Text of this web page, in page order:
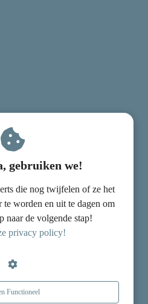
gebruiken we!
die nog twijfelen of ze het
worden en uit te dagen om
naar de volgende stap!
privacy policy!
Functioneel